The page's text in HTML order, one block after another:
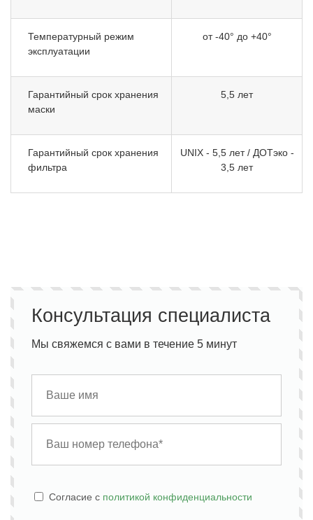
Температурный режим
эксплуатации
от -40° до +40°
Гарантийный срок хранения
маски
5,5 лет
Гарантийный срок хранения
фильтра
UNIX - 5,5 лет / ДОТэко -
3,5 лет
Консультация специалиста
Мы свяжемся с вами в течение 5 минут
Cогласие с политикой конфиденциальности